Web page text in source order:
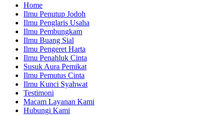
Home
Ilmu Penutup Jodoh
Ilmu Penglaris Usaha
Ilmu Pembungkam
Ilmu Buang Sial
Ilmu Pengeret Harta
Ilmu Penahluk Cinta
Susuk Aura Pemikat
Ilmu Pemutus Cinta
Ilmu Kunci Syahwat
Testimoni
Macam Layanan Kami
Hubungi Kami